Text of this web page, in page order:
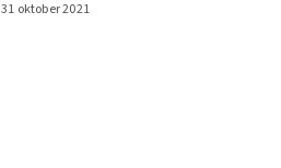
31 oktober 2021